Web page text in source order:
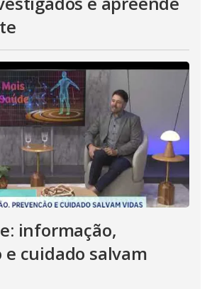
informação,
e cuidado salvam